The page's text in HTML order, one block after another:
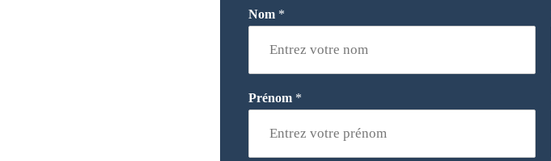
Nom *
Prénom *